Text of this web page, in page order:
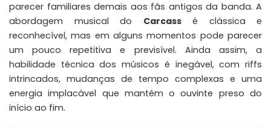
parecer familiares demais aos fãs antigos da banda. A
abordagem musical do Carcassé clássica e
reconhecível, mas em alguns momentos pode parecer
um pouco repetitiva e previsível. Ainda assim, a
habilidade técnica dos músicos é inegável, com riffs
intrincados, mudanças de tempo complexas e uma
energia implacável que mantém o ouvinte preso do
início ao fim.